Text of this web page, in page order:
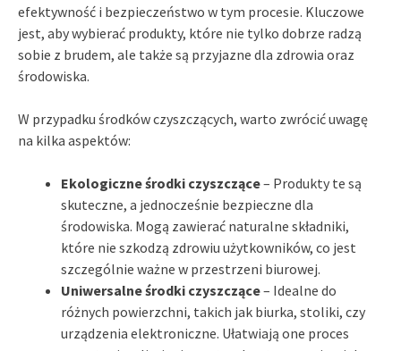
efektywność i bezpieczeństwo w tym procesie. Kluczowe
jest, aby wybierać produkty, które nie tylko dobrze radzą
sobie z brudem, ale także są przyjazne dla zdrowia oraz
środowiska.
W przypadku środków czyszczących, warto zwrócić uwagę
na kilka aspektów:
Ekologiczne środki czyszczące– Produkty te są
skuteczne, a jednocześnie bezpieczne dla
środowiska. Mogą zawierać naturalne składniki,
które nie szkodzą zdrowiu użytkowników, co jest
szczególnie ważne w przestrzeni biurowej.
Uniwersalne środki czyszczące– Idealne do
różnych powierzchni, takich jak biurka, stoliki, czy
urządzenia elektroniczne. Ułatwiają one proces